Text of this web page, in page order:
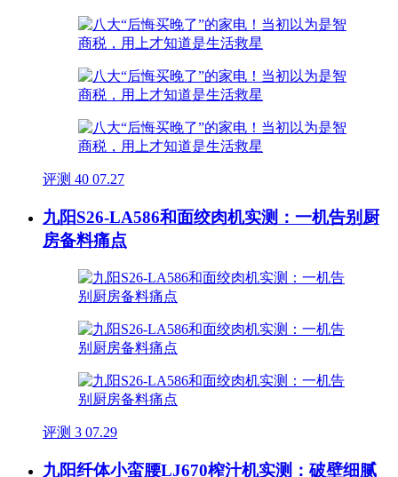
评测 40 07.27
九阳S26-LA586和面绞肉机实测：一机告别厨
房备料痛点
评测 3 07.29
九阳纤体小蛮腰LJ670榨汁机实测：破壁细腻